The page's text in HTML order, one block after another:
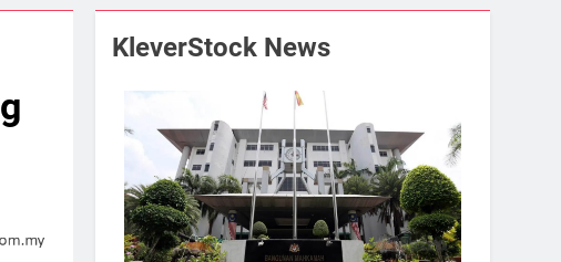
KleverStock News